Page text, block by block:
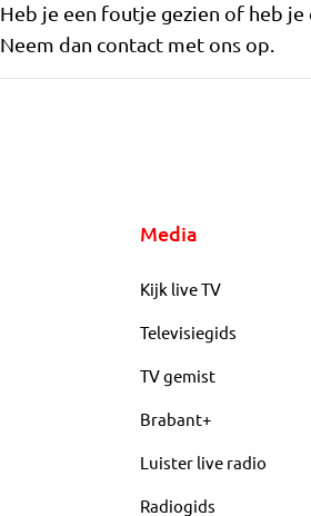
Heb je een foutje gezien of heb
Neem dan contact met ons op.
Media
Kijk live TV
Televisiegids
TV gemist
Brabant+
Luister live radio
Radiogids